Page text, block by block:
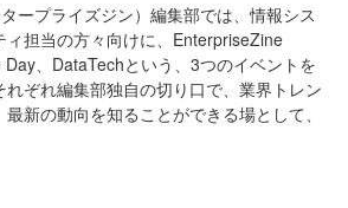
ープライズジン）編集部では、情報シス
ィ担当の方々向けに、EnterpriseZine
、DataTechという、3つのイベントを
ぞれ編集部独自の切り口で、業界トレン
新の動向を知ることができる場として、